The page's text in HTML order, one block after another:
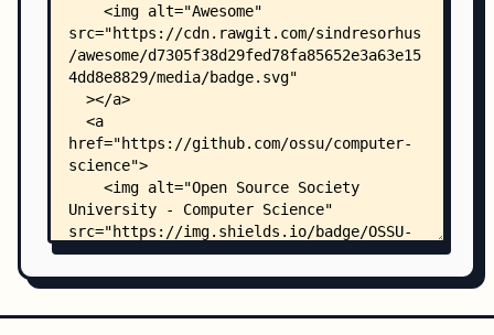
    │       └── space-invaders-instructions.md
    ├── extras/
    │   ├── courses.md
    │   ├── other_curricula.md
    │   ├── puzzles-practice-plods.md
    │   └── readings.md
    ├── images/
    │   ├── keep-learning.webp
    │   └── ossu-logo.webp
    └── .github/
        ├── ISSUE_TEMPLATE/
        │   └── request-for-comment-template.md
        └── workflows/